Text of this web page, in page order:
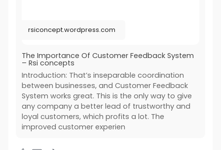
rsiconcept.wordpress.com
The Importance Of Customer Feedback System
– Rsi concepts
Introduction: That’s inseparable coordination
between businesses, and Customer Feedback
System works great. This is the only way to give
any company a better lead of trustworthy and
loyal customers, which profits a lot. The
improved customer experien